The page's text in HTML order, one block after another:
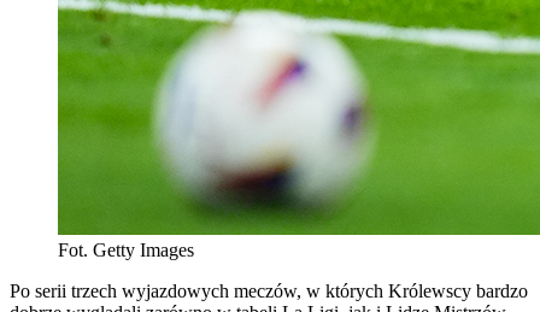
Fot. Getty Images
Po serii trzech wyjazdowych meczów, w których Królewscy bardzo